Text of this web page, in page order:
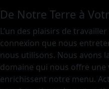
De Notre Terre à
L’un des plaisirs de
connexion que nous
nous utilisons. Nous avons
domaine qui nous offre
enrichissent notre menu.